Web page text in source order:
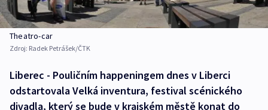
Theatro-car
Zdroj: Radek Petrášek/ČTK
Liberec - Pouličním happeningem dnes v Liberci
odstartovala Velká inventura, festival scénického
divadla, který se bude v krajském městě konat do